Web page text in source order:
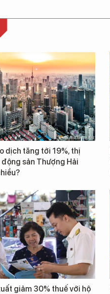
dịch tăng tới 19%, thị
sản Thượng Hải
giảm 30% thuế với hộ